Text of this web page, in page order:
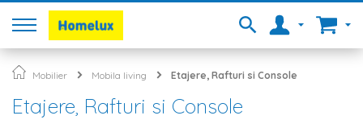
Mobilier Mobila living Etajere, Rafturi si Console
Etajere, Rafturi si Console